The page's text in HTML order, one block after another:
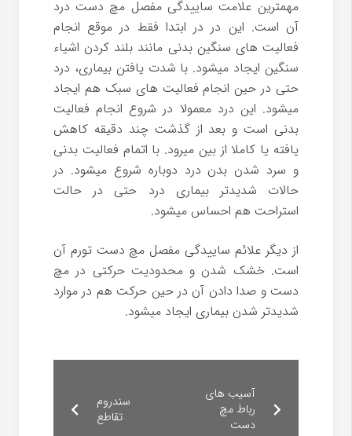
مهمترین علامت ساییدگی مفصل مچ دست درد
آن است. این در در ابتدا فقط در موقع انجام
فعالیت های سنگین بدنی مانند بلند کردن اشیاء
سنگین ایجاد میشود. با شدت یافتن بیماری، درد
حتی در حین انجام فعالیت های سبک هم ایجاد
میشود. این درد معمولا در شروع انجام فعالیت
بدنی است و بعد از گذشت چند دقیقه کاهش
یافته یا کاملا از بین میرود. با اتمام فعالیت بدنی
و سرد شدن بدن درد دوباره شروع میشود. در
حالات شدیدتر بیماری درد حتی در حالت
استراحت هم احساس میشود.
از دیگر علائم ساییدگی مفصل مچ دست تورم آن
است. خشک شدن و محدودیت حرکتی در مچ
دست و صدا دادن آن در حین حرکت هم در موارد
شدیدتر شدن بیماری ایجاد میشود.
سندروم
تقاطع
آسیب های
رباط مچ
دست